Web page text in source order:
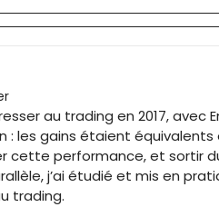
au trading en 2017, avec
les gains étaient équivalents
cette performance, et sortir
j’ai étudié et mis en
trading.